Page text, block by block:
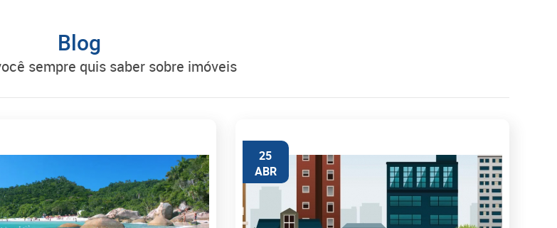
Blog
sempre quis saber sobre imóveis
25
ABR